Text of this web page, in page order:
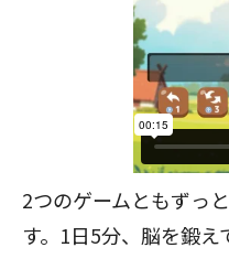
2つのゲームともずっ
す。1日5分、脳を鍛え